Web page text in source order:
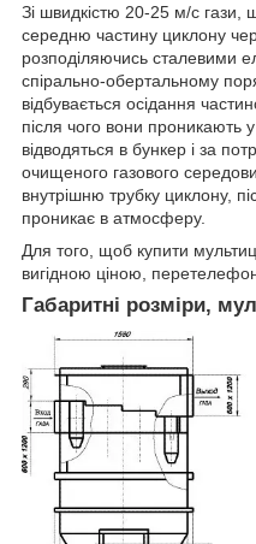
Зі швидкістю 20-25 м/с
середню частину циклону
розподіляючись сталевими
спірально-обертальному
відбувається осідання
після чого вони проникають
відводяться в бункер і за
очищеного газового
внутрішню трубку циклону,
проникає в атмосферу.
Для того, щоб купити
вигідною ціною,
Габаритні розміри,